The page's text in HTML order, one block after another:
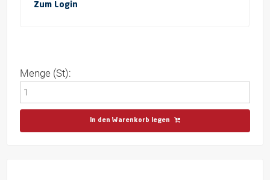
Zum Login
Menge (St):
In den Warenkorb legen